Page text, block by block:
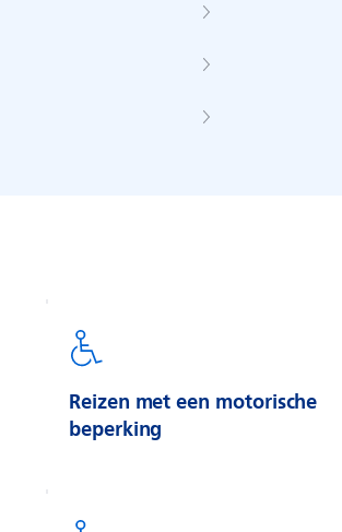
Reizen met een motorische
beperking